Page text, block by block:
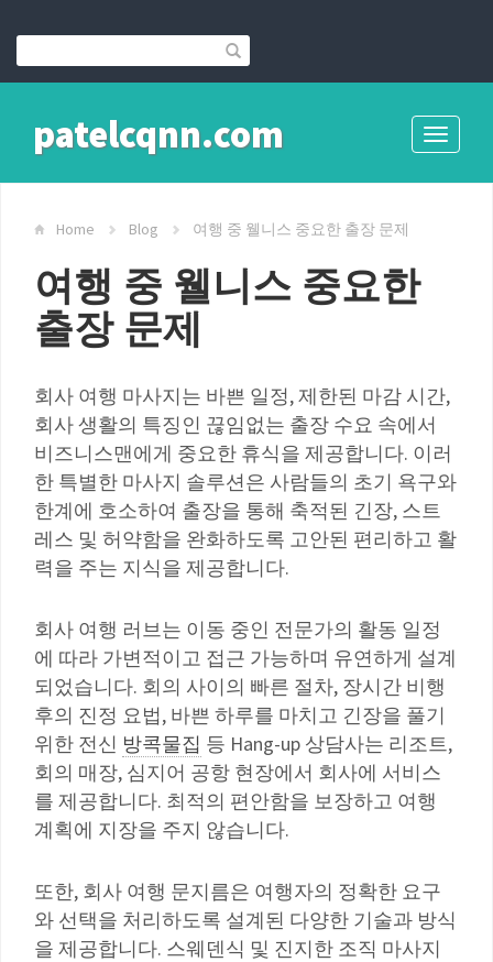
Toggle
patelcqnn.com
Home Blog 여행 중 웰니스 중요한 출장 문제
여행 중 웰니스 중요한
출장 문제
회사 여행 마사지는 바쁜 일정, 제한된 마감 시간,
회사 생활의 특징인 끊임없는 출장 수요 속에서
비즈니스맨에게 중요한 휴식을 제공합니다. 이러
한 특별한 마사지 솔루션은 사람들의 초기 욕구와
한계에 호소하여 출장을 통해 축적된 긴장, 스트
레스 및 허약함을 완화하도록 고안된 편리하고 활
력을 주는 지식을 제공합니다.
회사 여행 러브는 이동 중인 전문가의 활동 일정
에 따라 가변적이고 접근 가능하며 유연하게 설계
되었습니다. 회의 사이의 빠른 절차, 장시간 비행
후의 진정 요법, 바쁜 하루를 마치고 긴장을 풀기
위한 전신 방콕물집 등 Hang-up 상담사는 리조트,
회의 매장, 심지어 공항 현장에서 회사에 서비스
를 제공합니다. 최적의 편안함을 보장하고 여행
계획에 지장을 주지 않습니다.
또한, 회사 여행 문지름은 여행자의 정확한 요구
와 선택을 처리하도록 설계된 다양한 기술과 방식
을 제공합니다. 스웨덴식 및 진지한 조직 마사지